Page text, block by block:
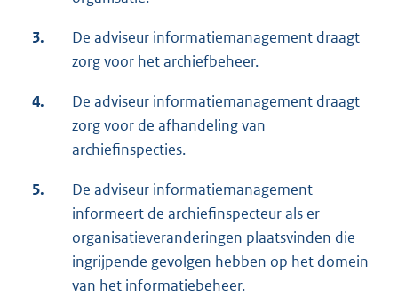
3.
De adviseur informatiemanagement draagt
zorg voor het archiefbeheer.
4.
De adviseur informatiemanagement draagt
zorg voor de afhandeling van
archiefinspecties.
5.
De adviseur informatiemanagement
informeert de archiefinspecteur als er
organisatieveranderingen plaatsvinden die
ingrijpende gevolgen hebben op het domein
van het informatiebeheer.